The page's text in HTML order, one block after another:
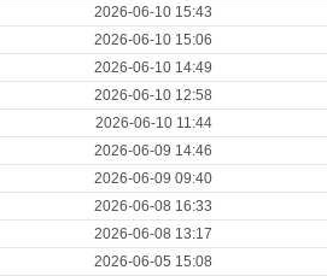
2026-06-10 15:43
2026-06-10 15:06
2026-06-10 14:49
2026-06-10 12:58
2026-06-10 11:44
2026-06-09 14:46
2026-06-09 09:40
2026-06-08 16:33
2026-06-08 13:17
2026-06-05 15:08